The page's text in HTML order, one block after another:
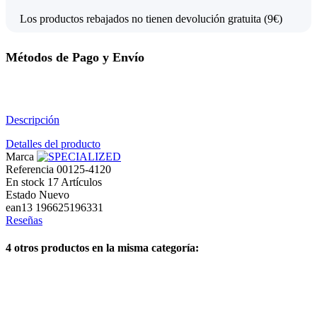
Los productos rebajados no tienen devolución gratuita (9€)
Métodos de Pago y Envío
Descripción
Detalles del producto
Marca
Referencia 00125-4120
En stock 17 Artículos
Estado Nuevo
ean13 196625196331
Reseñas
4 otros productos en la misma categoría: